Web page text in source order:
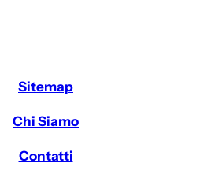
Sitemap
Chi Siamo
Contatti